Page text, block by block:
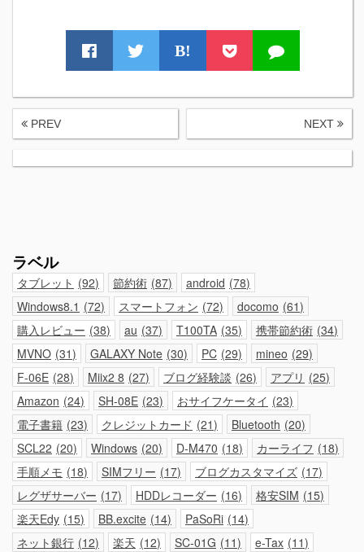
B!
PREV NEXT
ラベル
タブレット 92 節約術 87 android 78
Windows8.1
72 スマートフォン 72 docomo 61
購入レビュー 38 au 37 T100TA 35 携帯節約術 34
MVNO 31 GALAXY Note 30 PC 29 mineo 29
F-06E 28 Miix2 8 27 ブログ経験談 26 アプリ
25
Amazon 24 SH-08E 23 おサイフケータイ 23
電子書籍 23 クレジットカード 21 Bluetooth 20
SCL22 20 Windows 20 D-M470 18 カーライフ
18
手順メモ 18 SIMフリー 17 ブログカスタマイズ 17
レグザサーバー 17 HDDレコーダー 16 格安SIM 15
楽天Edy 15 BB.excite 14 PaSoRi 14
ネット銀行 12 楽天 12 SC-01G 11 e-Tax 11